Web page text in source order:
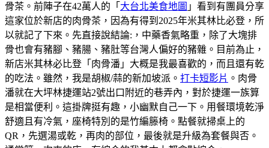
骨茶。前陣子在42萬人的「 大台北美食地圖 」看到有團員分享
這家位於新店的肉骨茶，因為有得到2025年米其林比必登，所
以就記了下來。先直接說結論:，中藥香氣略重，除了大塊排
骨也會有豬腳、豬腸、豬肚等台灣人偏好的豬雜。目前為止，
新店米其林必比登「肉骨潘」大概是我最喜歡的，而且還有乾
的吃法。雖然，我是胡椒/蒜的新加坡派。 打卡短影片 。肉骨
潘就在大坪林捷運站2號出口附近的巷弄內，對於捷運一族算
是相當便利。這掛牌挺有趣，小幽默自己一下。用餐環境乾淨
舒適且有冷氣，座椅特別的是竹編籐椅。點餐就掃桌上的
QR，先選湯或乾，再肉的部位，最後就是升級為套餐與否。